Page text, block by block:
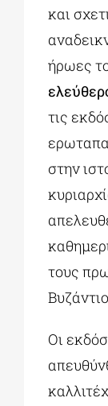
και
ήρωες
τις
στην
τους
Οι